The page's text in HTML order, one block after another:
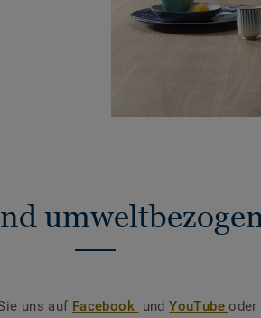
uns auf Facebook undYouTubeoder